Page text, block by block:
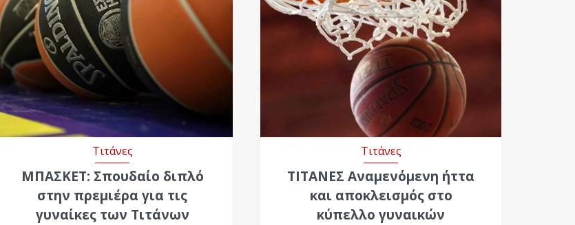
Τιτάνες
ΜΠΑΣΚΕΤ: Σπουδαίο διπλό
στην πρεμιέρα για τις
γυναίκες των Τιτάνων
Τιτάνες
ΤΙΤΑΝΕΣ Αναμενόμενη ήττα
και αποκλεισμός στο
κύπελλο γυναικών